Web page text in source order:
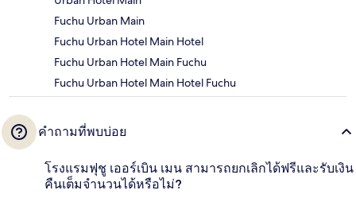
Fuchu Urban Main
Fuchu Urban Hotel Main Hotel
Fuchu Urban Hotel Main Fuchu
Fuchu Urban Hotel Main Hotel Fuchu
คำถามที่พบบ่อย
โรงแรมฟุชู เออร์เบิน เมน สามารถยกเลิกได้ฟรีและรับเงิน
คืนเต็มจำนวนได้หรือไม่?